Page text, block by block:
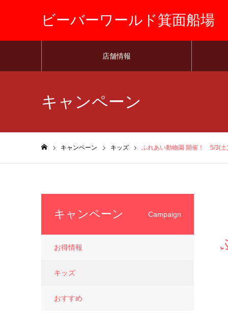
ビーバーワールド箕面船場
店舗情報
キャンペーン
キャンペーン キッズ ふれあい動物園 開催！ 5/3(
キャンペーン Campaign
お得情報
キッズ
おすすめ